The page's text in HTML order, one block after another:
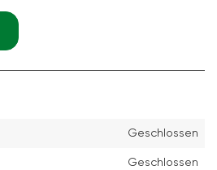
Geschlossen
Geschlossen